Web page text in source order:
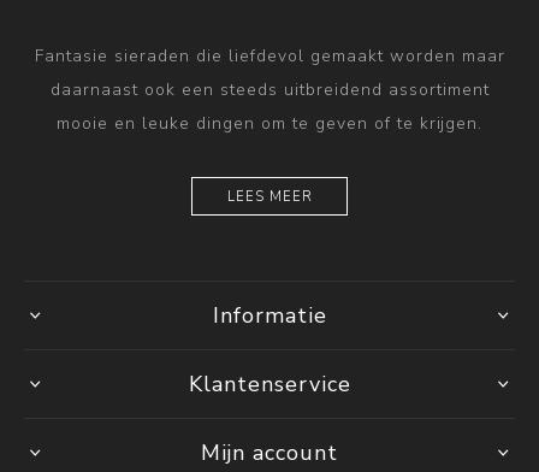
Fantasie sieraden die liefdevol gemaakt worden maar
daarnaast ook een steeds uitbreidend assortiment
mooie en leuke dingen om te geven of te krijgen.
LEES MEER
Informatie
Klantenservice
Mijn account